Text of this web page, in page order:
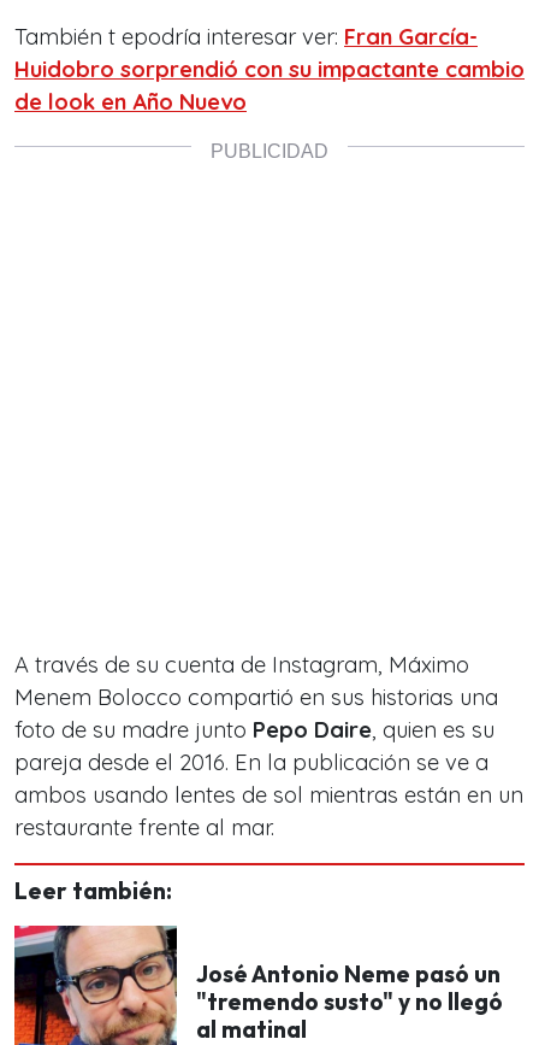
También t epodría interesar ver: Fran García-
Huidobro sorprendió con su impactante cambio
de look en Año Nuevo
A través de su cuenta de Instagram, Máximo
Menem Bolocco compartió en sus historias una
foto de su madre junto Pepo Daire, quien es su
pareja desde el 2016. En la publicación se ve a
ambos usando lentes de sol mientras están en un
restaurante frente al mar.
Leer también:
José Antonio Neme pasó un
"tremendo susto" y no llegó
al matinal